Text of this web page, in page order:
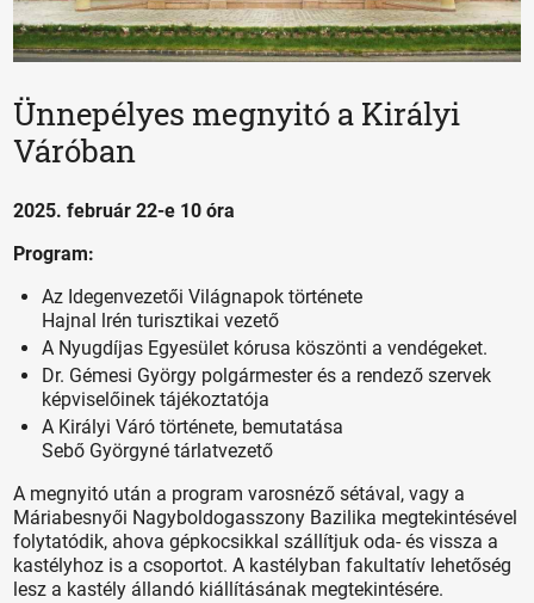
Ünnepélyes megnyitó a Királyi
Váróban
2025. február 22-e 10 óra
Program:
Az Idegenvezetői Világnapok története
Hajnal lrén turisztikai vezető
A Nyugdíjas Egyesület kórusa köszönti a vendégeket.
Dr. Gémesi György polgármester és a rendező szervek
képviselőinek tájékoztatója
A Királyi Váró története, bemutatása
Sebő Györgyné tárlatvezető
A megnyitó után a program varosnéző sétával, vagy a
Máriabesnyői Nagyboldogasszony Bazilika megtekintésével
folytatódik, ahova gépkocsikkal szállítjuk oda- és vissza a
kastélyhoz is a csoportot. A kastélyban fakultatív lehetőség
lesz a kastély állandó kiállításának megtekintésére.